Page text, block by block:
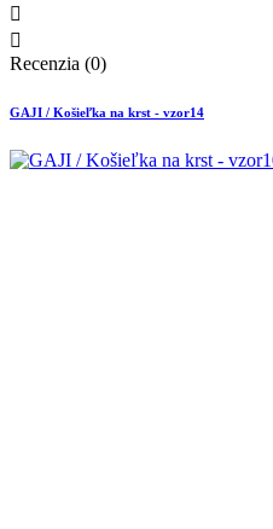


Recenzia (0)
GAJI / Košieľka na krst - vzor14